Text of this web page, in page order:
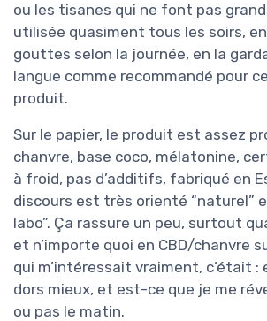
ou les tisanes qui ne font pas
utilisée quasiment tous les soirs,
gouttes selon la journée, en la
langue comme recommandé pour
produit.
Sur le papier, le produit est assez
chanvre, base coco, mélatonine,
à froid, pas d’additifs, fabriqué en
discours est très orienté “naturel”
labo”. Ça rassure un peu, surtout
et n’importe quoi en CBD/chanvre
qui m’intéressait vraiment, c’était :
dors mieux, et est-ce que je me
ou pas le matin.